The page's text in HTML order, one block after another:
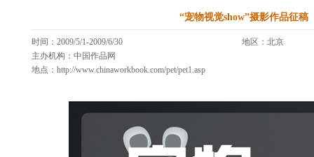
“宠物视觉show”摄影作品征稿
时间：2009/5/1-2009/6/30
地区：北京
主办机构：中国作品网
地点：http://www.chinaworkbook.com/pet/pet1.asp